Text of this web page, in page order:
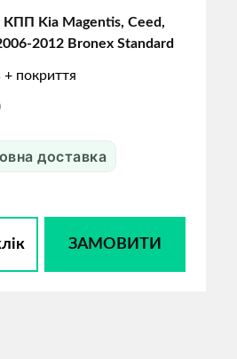
КПП Kia Magentis, Ceеd,
2012 Bronex Standard
+ покриття
доставка
ЗАМОВИТИ